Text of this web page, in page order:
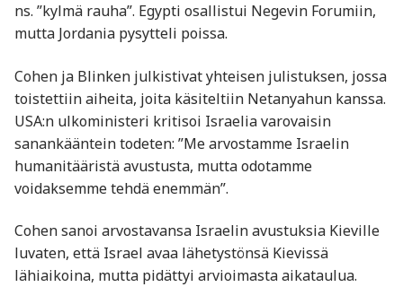
ns. ”kylmä rauha”. Egypti osallistui Negevin Forumiin,
mutta Jordania pysytteli poissa.
Cohen ja Blinken julkistivat yhteisen julistuksen, jossa
toistettiin aiheita, joita käsiteltiin Netanyahun kanssa.
USA:n ulkoministeri kritisoi Israelia varovaisin
sanankääntein todeten: ”Me arvostamme Israelin
humanitääristä avustusta, mutta odotamme
voidaksemme tehdä enemmän”.
Cohen sanoi arvostavansa Israelin avustuksia Kieville
luvaten, että Israel avaa lähetystönsä Kievissä
lähiaikoina, mutta pidättyi arvioimasta aikataulua.